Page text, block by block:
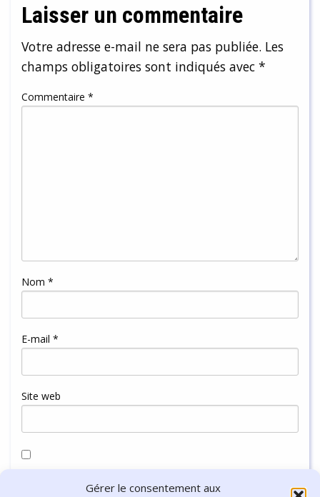
Gérer le consentement aux
Laisser un commentaire
Votre adresse e-mail ne sera pas publiée. Les
champs obligatoires sont indiqués avec *
Commentaire *
Nom *
E-mail *
Site web